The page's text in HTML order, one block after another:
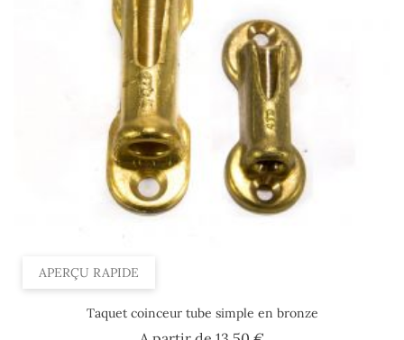
APERÇU RAPIDE
Taquet coinceur tube simple en bronze